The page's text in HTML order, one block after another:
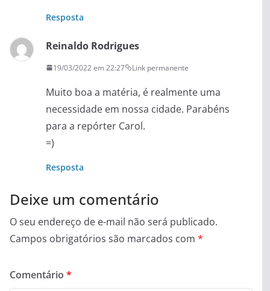
Resposta
Reinaldo Rodrigues
19/03/2022 em 22:27 Link permanente
Muito boa a matéria, é realmente uma
necessidade em nossa cidade. Parabéns
para a repórter Carol.
=)
Resposta
Deixe um comentário
O seu endereço de e-mail não será publicado.
Campos obrigatórios são marcados com *
Comentário *